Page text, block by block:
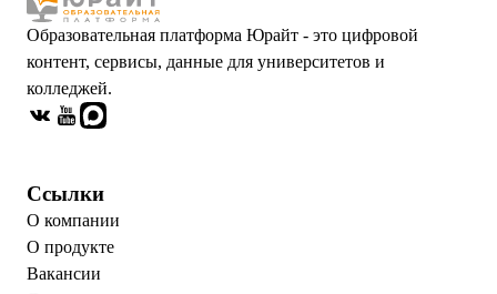
Образовательная платформа Юрайт - это цифровой
контент, сервисы, данные для университетов и
колледжей.
Ссылки
О компании
О продукте
Вакансии